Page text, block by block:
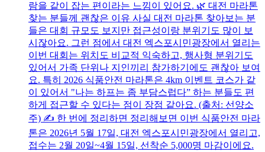
람을 같이 잡는 편이라는 느낌이 있어요. 🌿 대전 마라톤
찾는 분들께 괜찮은 이유 사실 대전 마라톤 찾아보는 분
들은 대회 규모도 보지만 접근성이랑 분위기도 많이 보
시잖아요. 그런 점에서 대전 엑스포시민광장에서 열리는
이번 대회는 위치도 비교적 익숙하고, 행사형 분위기도
있어서 가족 단위나 지인끼리 참가하기에도 괜찮아 보여
요. 특히 2026 식품안전 마라톤은 4km 이벤트 코스가 같
이 있어서 "나는 하프는 좀 부담스럽다” 하는 분들도 편
하게 접근할 수 있다는 점이 장점 같아요. (출처: 선양소
주) ✍️ 한 번에 정리하면 정리해보면 이번 식품안전 마라
톤은 2026년 5월 17일, 대전 엑스포시민광장에서 열리고,
접수는 2월 20일~4월 15일, 선착순 5,000명 마감이에요.